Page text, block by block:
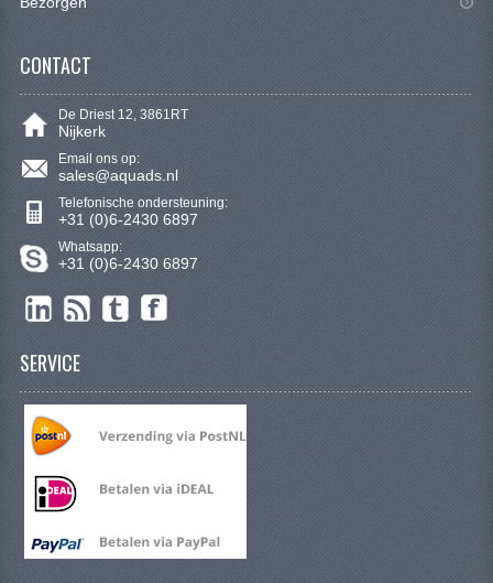
VERLICHTING
KABELS
CONTACT
De Driest 12, 3861RT
Nijkerk
Email ons op:
sales@aquads.nl
Telefonische ondersteuning:
+31 (0)6-2430 6897
Whatsapp:
+31 (0)6-2430 6897
SERVICE